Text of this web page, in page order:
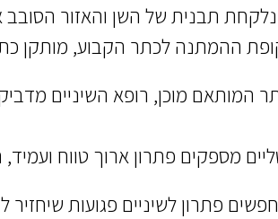
תבנית של השן והאזור
ההמתנה לכתר הקבוע, מותקן
המותאם מוכן, רופא השיניים
מספקים פתרון ארוך טווח
פתרון לשיניים פגועות